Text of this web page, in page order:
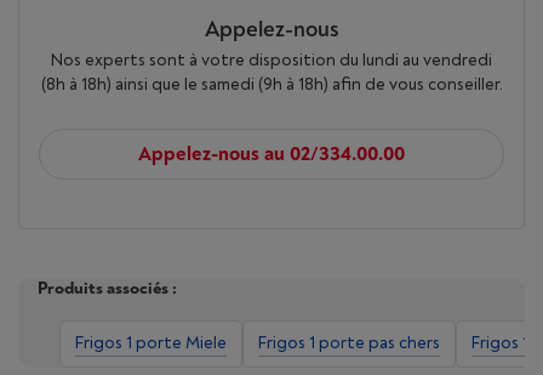
Appelez-nous
Nos experts sont à votre disposition du lundi au vendredi
(8h à 18h) ainsi que le samedi (9h à 18h) afin de vous conseiller.
Appelez-nous au 02/334.00.00
Produits associés :
Frigos 1 porte Miele Frigos 1 porte pas chers Frigos 1